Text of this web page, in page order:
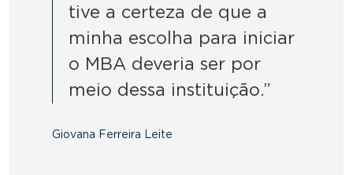
tive a certeza de que a
minha escolha para iniciar
o MBA deveria ser por
meio dessa instituição.”
Giovana Ferreira Leite